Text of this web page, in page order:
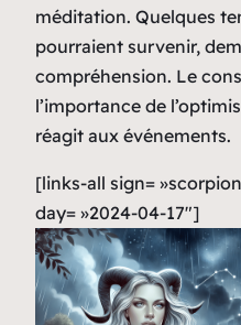
méditation. Quelques
pourraient survenir,
compréhension. Le
l’importance de
réagit aux événements.
[links-all sign=
day= »2024-04-17″]